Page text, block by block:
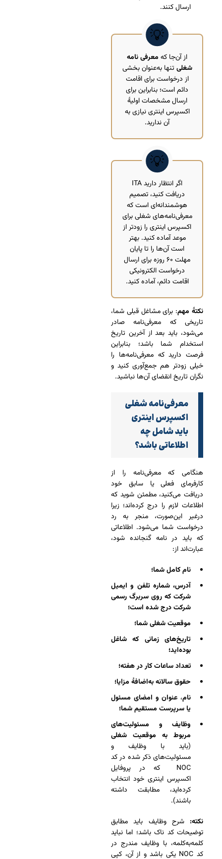
ارسال کنند.
از آن‌جا که معرفی‌ نامه
شغلی تنها به‌عنوان بخشی
از درخواست برای اقامت
دائم است؛ بنابراین برای
ارسال مشخصات اولیۀ
اکسپرس‌ اینتری نیازی به
آن ندارید.
اگر انتظار دارید ITA
دریافت کنید، تصمیم
هوشمندانه‌ای است که
معرفی‌نامه‌های شغلی برای
اکسپرس اینتری را زودتر از
موعد آماده کنید. بهتر
است آن‌ها را تا پایان
مهلت ۶۰ روزه برای ارسال
درخواست الکترونیکی
اقامت دائم، آماده کنید.
نکتۀ مهم: برای مشاغل قبلی شما،
تاریخی که معرفی‌نامه صادر
می‌شود، باید بعد از آخرین تاریخ
استخدام شما باشد؛ بنابراین
فرصت دارید که معرفی‌نامه‌ها را
خیلی زودتر هم جمع‌آوری کنید و
نگران تاریخ انقضای آن‌ها نباشید.
معرفی‌نامه شغلی
اکسپرس اینتری
باید شامل چه
اطلاعاتی باشد؟
هنگامی که معرفی‌نامه را از
کارفرمای فعلی یا سابق خود
دریافت می‌کنید، مطمئن شوید که
اطلاعات لازم را درج کرده‌اند؛ زیرا
درغیر این‌صورت، منجر به رد
درخواست شما می‌شود. اطلاعاتی
که باید در نامه گنجانده شود،
عبارت‌اند از:
نام کامل شما؛
آدرس، شماره تلفن و ایمیل
شرکت که روی سربرگ رسمی
شرکت درج شده است؛
موقعیت شغلی شما؛
تاریخ‌های زمانی که شاغل
بوده‌اید؛
تعداد ساعات کار در هفته؛
حقوق سالانه به‌اضافۀ مزایا؛
نام، عنوان و امضای مسئول
یا سرپرست مستقیم شما؛
وظایف و مسئولیت‌های
مربوط‌ به موقعیت شغلی
(باید با وظایف و
مسئولیت‌های ذکر شده در کد
NOC که در پروفایل
اکسپرس اینتری خود انتخاب
کرده‌اید، مطابقت داشته
باشند).
نکته:شرح وظایف باید مطابق
توضیحات کد ناک باشد؛ اما نباید
کلمه‌به‌کلمه، با وظایف مندرج در
کد NOC یکی باشد و از آن، کپی